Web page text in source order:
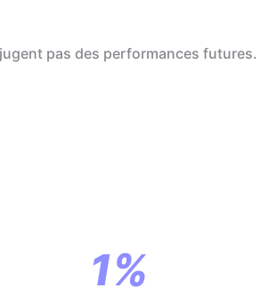
pas des performances futures.
1%